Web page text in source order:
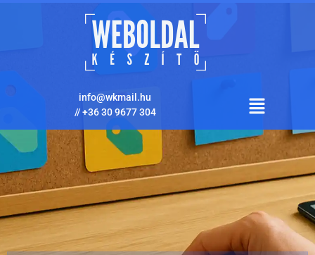
info@wkmail.hu
//+36 30 9677 304